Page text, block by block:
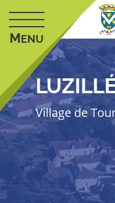
MENU
Village de